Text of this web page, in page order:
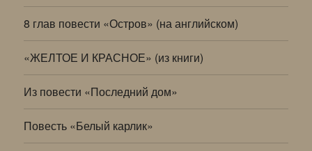
8 глав повести «Остров» (на английском)
«ЖЕЛТОЕ И КРАСНОЕ» (из книги)
Из повести «Последний дом»
Повесть «Белый карлик»